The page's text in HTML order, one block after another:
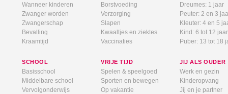
Wanneer kinderen
Zwanger worden
Zwangerschap
Bevalling
Kraamtijd
Borstvoeding
Verzorging
Slapen
Kwaaltjes en ziektes
Vaccinaties
Dreumes: 1 jaar
Peuter: 2 en 3
Kleuter: 4 en 5
Kind: 6 tot 12 jaar
Puber: 13 tot 18
SCHOOL
Basisschool
Middelbare school
Vervolgonderwijs
VRIJE TIJD
Spelen & speelgoed
Sporten en bewegen
Op vakantie
JIJ ALS OUDER
Werk en gezin
Kinderopvang
Jij en je partner